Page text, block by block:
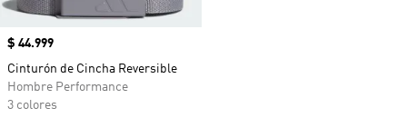
Precio
$ 44.999
Cinturón de Cincha Reversible
Hombre Performance
3 colores